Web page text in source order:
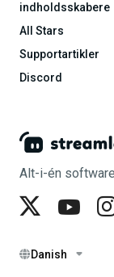
Alt-i-én
Danish
indholdsskabere
All Stars
Supportartikler
Discord